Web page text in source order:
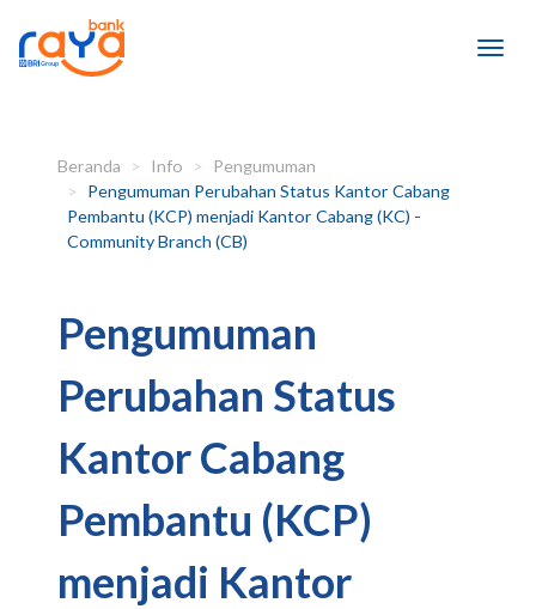
Beranda Info
Pengumuman
Pengumuman Perubahan Status Kantor Cabang
Pembantu (KCP) menjadi Kantor Cabang (KC) -
Community Branch (CB)
Pengumuman
Perubahan Status
Kantor Cabang
Pembantu (KCP)
menjadi Kantor